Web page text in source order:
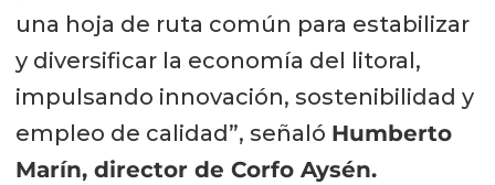
una hoja de ruta común para estabilizar
y diversificar la economía del litoral,
impulsando innovación, sostenibilidad y
empleo de calidad”, señaló Humberto
Marín, director de Corfo Aysén.